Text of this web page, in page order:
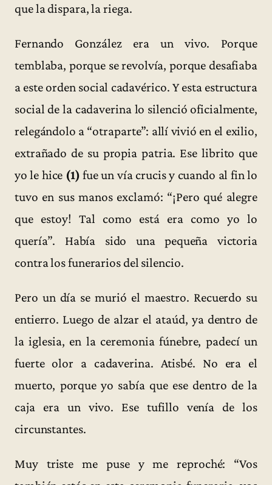
que la dispara, la riega.
Fernando González era un vivo. Porque
temblaba, porque se revolvía, porque desafiaba
a este orden social cadavérico. Y esta estructura
social de la cadaverina lo silenció oficialmente,
relegándolo a “otraparte”: allí vivió en el exilio,
extrañado de su propia patria. Ese librito que
yo le hice (1) fue un vía crucis y cuando al fin lo
tuvo en sus manos exclamó: “¡Pero qué alegre
que estoy! Tal como está era como yo lo
quería”. Había sido una pequeña victoria
contra los funerarios del silencio.
Pero un día se murió el maestro. Recuerdo su
entierro. Luego de alzar el ataúd, ya dentro de
la iglesia, en la ceremonia fúnebre, padecí un
fuerte olor a cadaverina. Atisbé. No era el
muerto, porque yo sabía que ese dentro de la
caja era un vivo. Ese tufillo venía de los
circunstantes.
Muy triste me puse y me reproché: “Vos